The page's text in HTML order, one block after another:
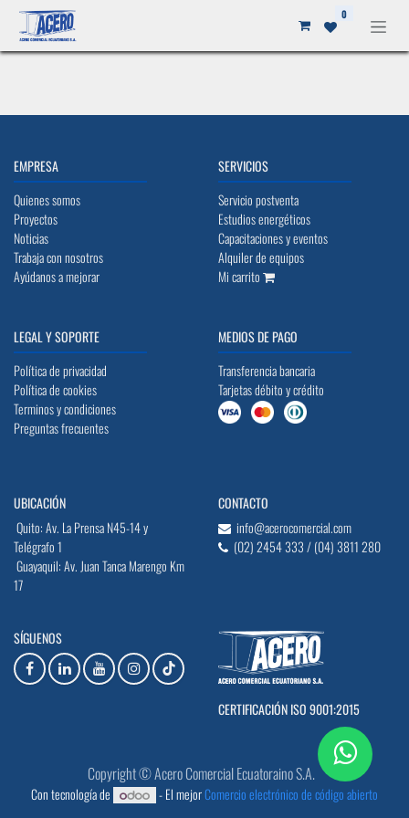
Ir al contenido 0
EMPRESA
Quienes somos
Proyectos
Noticias
Trabaja con nosotros
Ayúdanos a mejorar
SERVICIOS
Servicio postventa
Estudios energéticos
Capacitaciones y eventos
Alquiler de equipos
Mi carrito
LEGAL Y SOPORTE
Política de privacidad
Política de cookies
Terminos y condiciones
Preguntas frecuentes
MEDIOS DE PAGO
Transferencia bancaria
Tarjetas débito y crédito
UBICACIÓN
Quito: Av. La Prensa N45-14 y
Telégrafo 1
Guayaquil: Av. Juan Tanca Marengo Km
17
CONTACTO
info@acerocomercial.com
(02) 2454 333 / (04) 3811 280
SÍGUENOS
CERTIFICACIÓN ISO 9001:2015
Copyright © Acero Comercial Ecuatoraino S.A.
Con tecnología de - El mejorComercio electrónico de código abierto